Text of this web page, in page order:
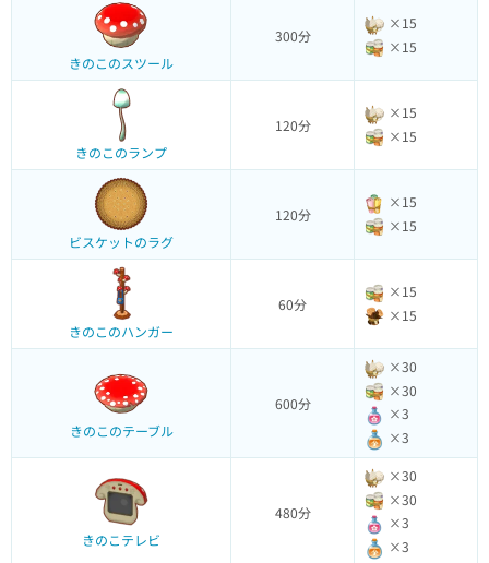
きのこのスツール
300分
×15
×15
きのこのランプ
120分
×15
×15
ビスケットのラグ
120分
×15
×15
きのこのハンガー
60分
×15
×15
きのこのテーブル
600分
×30
×30
×3
×3
きのこテレビ
480分
×30
×30
×3
×3